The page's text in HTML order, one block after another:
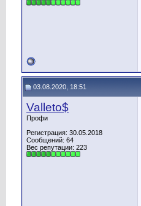
03.08.2020, 18:51
Valleto$
Профи
Регистрация: 30.05.2018
Сообщений: 64
Вес репутации: 223